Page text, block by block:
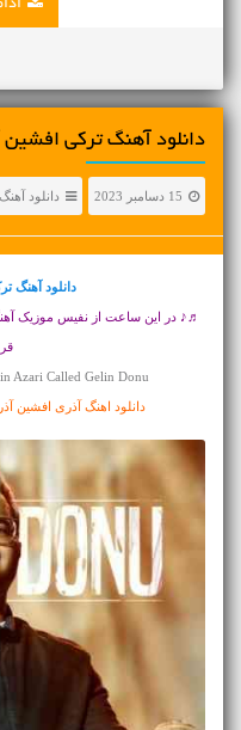
دانلود آهنگ ترکی افشین
15 دسامبر 2023 دانلود
دانلود آهنگ
♬♪ در این ساعت از نفیس موزیک
Azari Called Gelin Donu
دانلود اهنگ آذری افشین